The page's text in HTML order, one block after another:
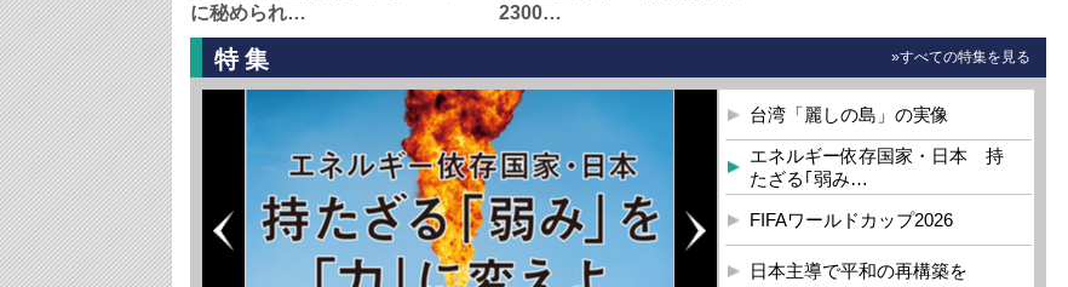
に秘められ…
2300…
特集 »すべての特集を見る
台湾「麗しの島」の実像
エネルギー依存国家・日本 持
たざる｢弱み…
FIFAワールドカップ2026
日本主導で平和の再構築を